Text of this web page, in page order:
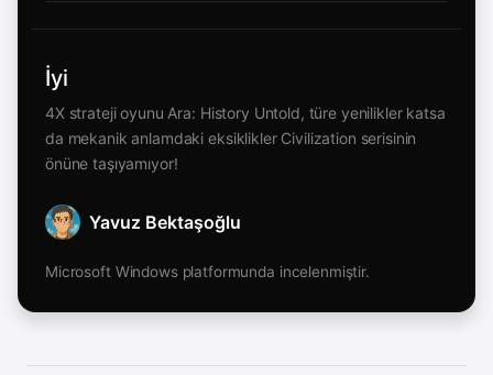
İyi
4X strateji oyunu Ara: History Untold, türe yenilikler katsa
da mekanik anlamdaki eksiklikler Civilization serisinin
önüne taşıyamıyor!
Yavuz Bektaşoğlu
Microsoft Windows platformunda incelenmiştir.